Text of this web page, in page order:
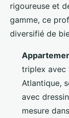
rigoureuse et
gamme, ce
diversifié de
triplex avec
Atlantique,
avec
mesure